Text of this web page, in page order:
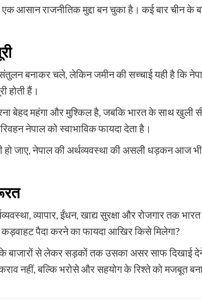
एक आसान राजनीतिक मुद्दा बन चुका है। कई बार चीन के
बनाकर चले, लेकिन जमीन की सच्चाई यही है कि
होती हैं।
बेहद महंगा और मुश्किल है, जबकि भारत के साथ खुली
नेपाल को स्वाभाविक फायदा देता है।
हो जाए, नेपाल की अर्थव्यवस्था की असली धड़कन आज
व्यापार, ईंधन, खाद्य सुरक्षा और रोजगार तक
कड़वाहट पैदा करने का फायदा आखिर किसे मिलेगा?
बाजारों से लेकर सड़कों तक उसका असर साफ दिखाई
नहीं, बल्कि भरोसे और सहयोग के रिश्ते को मजबूत